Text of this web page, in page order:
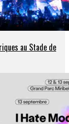
au Stade de